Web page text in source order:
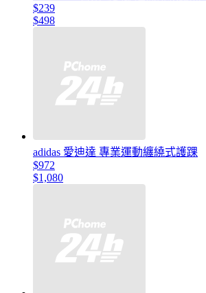
$239
$498
adidas 愛迪達 專業運動纏繞式護踝
$972
$1,080